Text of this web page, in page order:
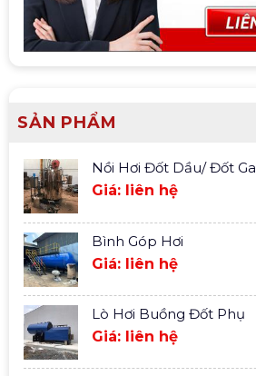
SẢN PHẨM
Nồi Hơi Đốt Dầu/ Đốt Ga
Giá: liên hệ
Bình Góp Hơi
Giá: liên hệ
Lò Hơi Buồng Đốt Phụ
Giá: liên hệ